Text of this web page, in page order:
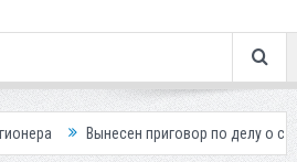
Вынесен приговор по делу о